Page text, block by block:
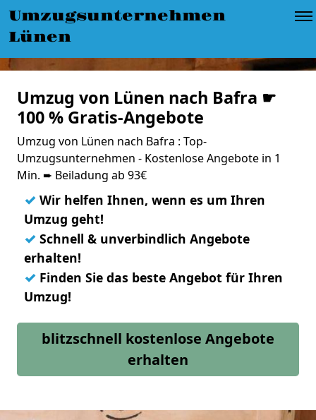
Umzugsunternehmen
Lünen
Umzug von Lünen nach Bafra ☛
100 % Gratis-Angebote
Umzug von Lünen nach Bafra : Top-
Umzugsunternehmen - Kostenlose Angebote in 1
Min. ➨ Beiladung ab 93€
✓ Wir helfen Ihnen, wenn es um Ihren
Umzug geht!
✓ Schnell & unverbindlich Angebote
erhalten!
✓ Finden Sie das beste Angebot für Ihren
Umzug!
blitzschnell kostenlose Angebote
erhalten